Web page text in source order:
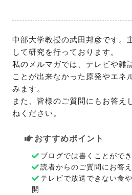
中部大学教授の武田邦彦です。
して研究を行っております。
私のメルマガでは、テレビや雑
ことが出来なかった原発やエネ
みます。
また、皆様のご質問にもお答え
ねください。
おすすめポイント
ブログでは書くことがで
読者からのご質問にお答
テレビで放送できない食
開